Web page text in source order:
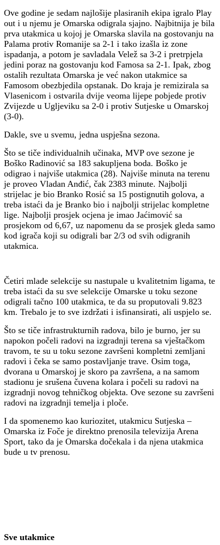
Ove godine je sedam najlošije plasiranih ekipa igralo Play
out i u njemu je Omarska odigrala sjajno. Najbitnija je bila
prva utakmica u kojoj je Omarska slavila na gostovanju na
Palama protiv Romanije sa 2-1 i tako izašla iz zone
ispadanja, a potom je savladala Velež sa 3-2 i pretrpjela
jedini poraz na gostovanju kod Famosa sa 2-1. Ipak, zbog
ostalih rezultata Omarska je već nakon utakmice sa
Famosom obezbjedila opstanak. Do kraja je remizirala sa
Vlasenicom i ostvarila dvije veoma lijepe pobjede protiv
Zvijezde u Ugljeviku sa 2-0 i protiv Sutjeske u Omarskoj
(3-0).
Dakle, sve u svemu, jedna uspješna sezona.
Što se tiče individualnih učinaka, MVP ove sezone je
Boško Radinović sa 183 sakupljena boda. Boško je
odigrao i najviše utakmica (28). Najviše minuta na terenu
je proveo Vladan Anđić, čak 2383 minute. Najbolji
strijelac je bio Branko Rosić sa 15 postignutih golova, a
treba istaći da je Branko bio i najbolji strijelac kompletne
lige. Najbolji prosjek ocjena je imao Jaćimović sa
prosjekom od 6,67, uz napomenu da se prosjek gleda samo
kod igrača koji su odigrali bar 2/3 od svih odigranih
utakmica.
Četiri mlade selekcije su nastupale u kvalitetnim ligama, te
treba istaći da su sve selekcije Omarske u toku sezone
odigrali tačno 100 utakmica, te da su proputovali 9.823
km. Trebalo je to sve izdržati i isfinansirati, ali uspjelo se.
Što se tiče infrastrukturnih radova, bilo je burno, jer su
napokon počeli radovi na izgradnji terena sa vještačkom
travom, te su u toku sezone završeni kompletni zemljani
radovi i čeka se samo postavljanje trave. Osim toga,
dvorana u Omarskoj je skoro pa završena, a na samom
stadionu je srušena čuvena kolara i počeli su radovi na
izgradnji novog tehničkog objekta. Ove sezone su završeni
radovi na izgradnji temelja i ploče.
I da spomenemo kao kuriozitet, utakmicu Sutjeska –
Omarska iz Foče je direktno prenosila televizija Arena
Sport, tako da je Omarska dočekala i da njena utakmica
bude u tv prenosu.
Sve utakmice